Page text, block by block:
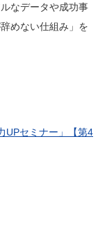
なデータや成功事
めない仕組み」を
UPセミナー」【第4